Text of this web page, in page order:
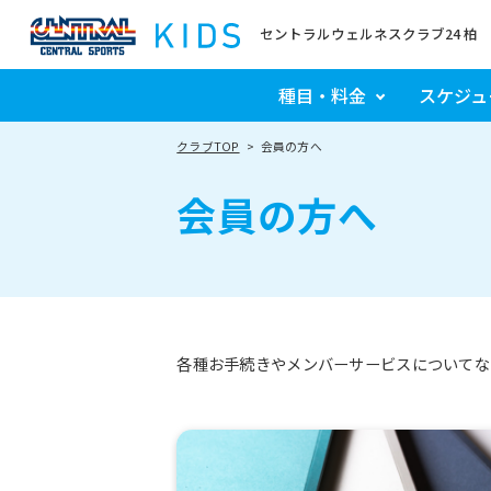
セントラルウェルネスクラブ24 柏
種目・料金 スケジ
クラブTOP 会員の方へ
会員の方へ
各種お手続きやメンバーサービスについて